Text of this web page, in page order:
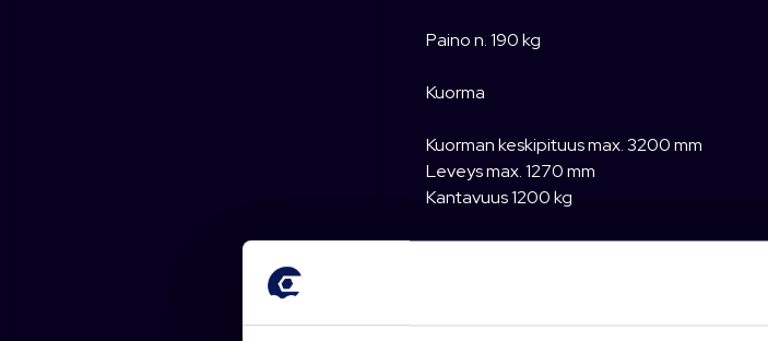
Paino n. 190 kg
Kuorma
Kuorman keskipituus max. 3200 mm
Leveys max. 1270 mm
Kantavuus 1200 kg
Rakenne